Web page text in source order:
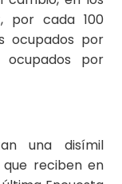
por cada 100
ocupados por
ocupados por
una disímil
reciben en